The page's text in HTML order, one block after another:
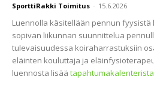
SporttiRakki Toimitus - 15.6.2026
Luennolla käsitellään pennun
sopivan liikunnan suunnittelua
tulevaisuudessa koiraharrastuksiin
eläinten kouluttaja ja
luennosta lisää